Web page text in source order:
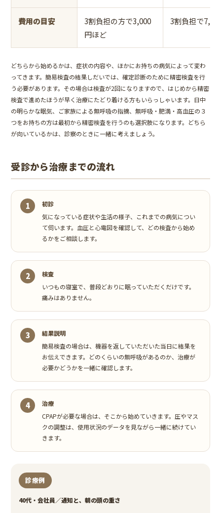
費用の目安
3割負担の方で3,000
円ほど
3割負担で
どちらから始めるかは、症状の内容や、ほかにお持ちの病気によって変わ
ってきます。簡易検査の結果しだいでは、確定診断のために精密検査を行
う必要があります。その場合は検査が2回になりますので、はじめから精密
検査で進めたほうが早く治療にたどり着ける方もいらっしゃいます。日中
の明らかな眠気、ご家族による無呼吸の指摘、無呼吸・肥満・高血圧の３
つをお持ちの方は最初から精密検査を行うのも選択肢になります。どちら
が向いているかは、診察のときに一緒に考えましょう。
受診から治療までの流れ
初診
気になっている症状や生活の様子、これまでの病気につい
て伺います。血圧と心電図を確認して、どの検査から始め
るかをご相談します。
検査
いつもの寝室で、普段どおりに眠っていただくだけです。
痛みはありません。
結果説明
簡易検査の場合は、機器を返していただいた当日に結果を
お伝えできます。どのくらいの無呼吸があるのか、治療が
必要かどうかを一緒に確認します。
治療
CPAPが必要な場合は、そこから始めていきます。圧やマス
クの調整は、使用状況のデータを見ながら一緒に続けてい
きます。
診療例
40代・会社員／通知と、朝の頭の重さ